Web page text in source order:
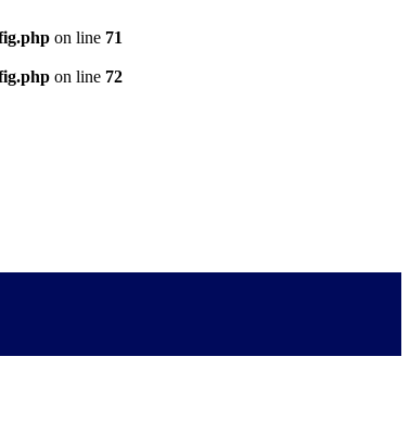
on line 71
on line 72